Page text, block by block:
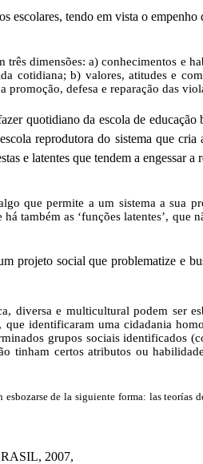
escolares, tendo em vista o
dimensões: a) conhecimentos e
cotidiana; b) valores, atitudes e
promoção, defesa e reparação das
quotidiano da escola de
reprodutora do sistema que
e latentes que tendem a engessar a
que permite a um sistema a sua
também as ‘funções latentes’,
projeto social que problematize e
diversa e multicultural podem ser
identificaram uma cidadania
grupos sociais identificados
tinham certos atributos ou
de la siguiente forma: las
2007,